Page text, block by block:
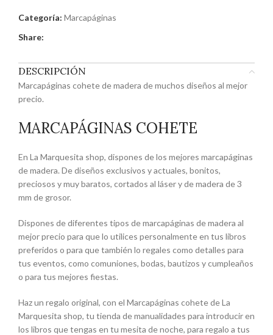
Categoría: Marcapáginas
Share:
DESCRIPCIÓN
Marcapáginas cohete de madera de muchos diseños al mejor
precio.
MARCAPÁGINAS COHETE
En La Marquesita shop, dispones de los mejores marcapáginas
de madera. De diseños exclusivos y actuales, bonitos,
preciosos y muy baratos, cortados al láser y de madera de 3
mm de grosor.
Dispones de diferentes tipos de marcapáginas de madera al
mejor precio para que lo utilices personalmente en tus libros
preferidos o para que también lo regales como detalles para
tus eventos, como comuniones, bodas, bautizos y cumpleaños
o para tus mejores fiestas.
Haz un regalo original, con el Marcapáginas cohete de La
Marquesita shop, tu tienda de manualidades para introducir en
los libros que tengas en tu mesita de noche, para regalo a tus